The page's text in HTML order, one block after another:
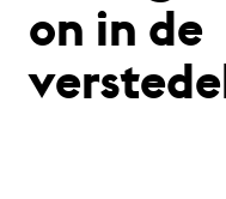
on in de